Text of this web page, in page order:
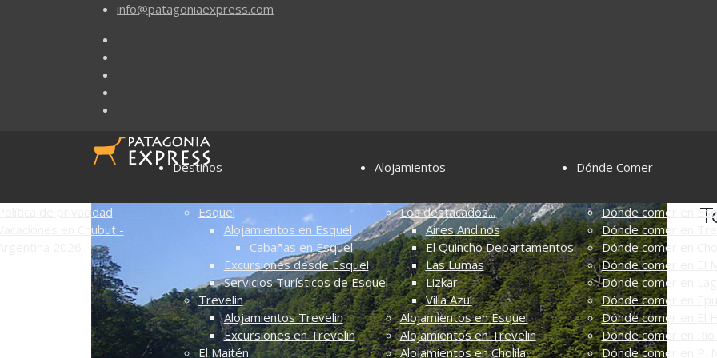
info@patagoniaexpress.com
de privacidad
en Chubut -
Destinos
Esquel
Alojamientos en Esquel
Cabañas en Esquel
Excursiones desde Esquel
Servicios Turísticos de Esquel
Trevelin
Alojamientos Trevelin
Excursiones en Trevelin
El Maitén
Alojamientos
Los destacados...
Aires Andinos
El Quincho Departamentos
Las Lumas
Lizkar
Villa Azul
Alojamientos en Esquel
Alojamientos en Trevelin
Alojamientos en Cholila
Dónde Comer
Dónde comer en
Dónde comer en
Dónde comer en
Dónde comer en El
Dónde comer en
Dónde comer en
Dónde comer en El
Dónde comer en Río
Dónde comer en P.